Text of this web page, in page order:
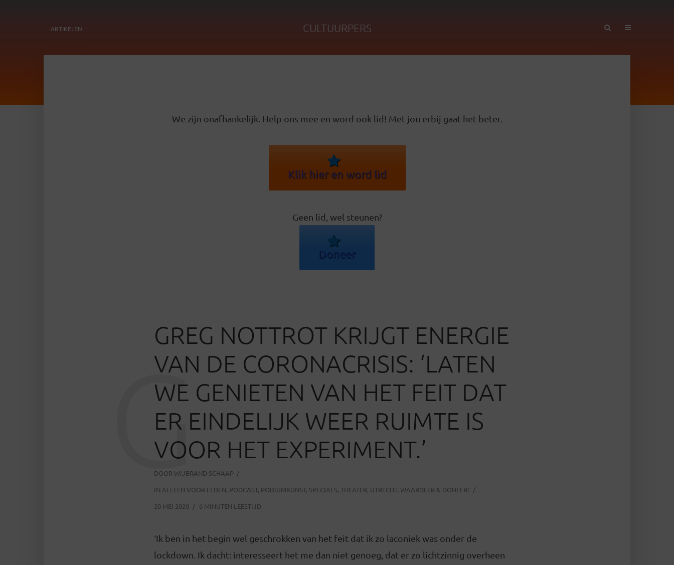
ARTIKELEN CULTUURPERS
We zijn onafhankelijk. Help ons mee en word ook lid! Met jou erbij gaat het beter.
Klik hier en word lid
Geen lid, wel steunen?
Doneer
GREG NOTTROT KRIJGT ENERGIE
VAN DE CORONACRISIS: ‘LATEN
WE GENIETEN VAN HET FEIT DAT
ER EINDELIJK WEER RUIMTE IS
VOOR HET EXPERIMENT.’
DOOR WIJBRAND SCHAAP
IN ALLEEN VOOR LEDEN, PODCAST, PODIUMKUNST, SPECIALS, THEATER, UTRECHT, WAARDEER & DONEER!
20 MEI 2020
6 MINUTEN LEESTIJD
G
‘Ik ben in het begin wel geschrokken van het feit dat ik zo laconiek was onder de
lockdown. Ik dacht: interesseert het me dan niet genoeg, dat er zo lichtzinnig overheen